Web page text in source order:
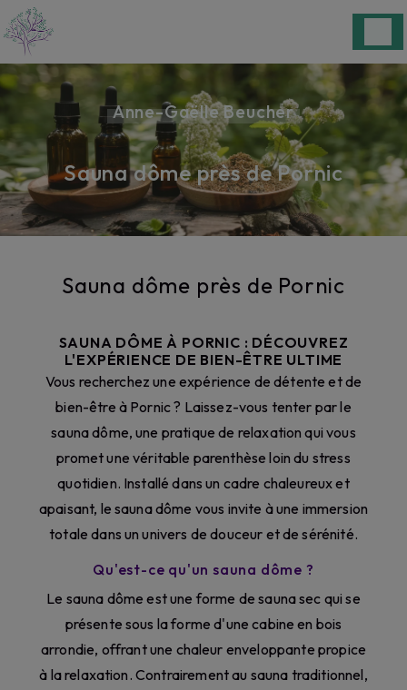
Anne-Gaëlle Beucher
Sauna dôme près de Pornic
Sauna dôme près de Pornic
SAUNA DÔME À PORNIC : DÉCOUVREZ
L'EXPÉRIENCE DE BIEN-ÊTRE ULTIME
Vous recherchez une expérience de détente et de
bien-être à Pornic ? Laissez-vous tenter par le
sauna dôme, une pratique de relaxation qui vous
promet une véritable parenthèse loin du stress
quotidien. Installé dans un cadre chaleureux et
apaisant, le sauna dôme vous invite à une immersion
totale dans un univers de douceur et de sérénité.
Qu'est-ce qu'un sauna dôme ?
Le sauna dôme est une forme de sauna sec qui se
présente sous la forme d'une cabine en bois
arrondie, offrant une chaleur enveloppante propice
à la relaxation. Contrairement au sauna traditionnel,
Panneau de gestion des cookies